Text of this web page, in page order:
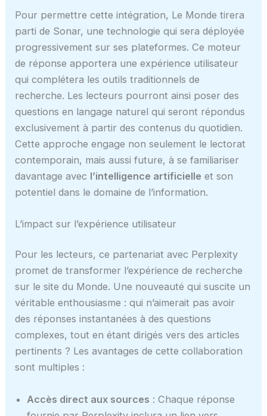
Pour permettre cette intégration, Le Monde tirera
parti de Sonar, une technologie qui sera déployée
progressivement sur ses plateformes. Ce moteur
de réponse apportera une expérience utilisateur
qui complétera les outils traditionnels de
recherche. Les lecteurs pourront ainsi poser des
questions en langage naturel qui seront répondus
exclusivement à partir des contenus du quotidien.
Cette approche engage non seulement le lectorat
contemporain, mais aussi future, à se familiariser
davantage avec l’intelligence artificielle et son
potentiel dans le domaine de l’information.
L’impact sur l’expérience utilisateur
Pour les lecteurs, ce partenariat avec Perplexity
promet de transformer l’expérience de recherche
sur le site du Monde. Une nouveauté qui suscite un
véritable enthousiasme : qui n’aimerait pas avoir
des réponses instantanées à des questions
complexes, tout en étant dirigés vers des articles
pertinents ? Les avantages de cette collaboration
sont multiples :
Accès direct aux sources : Chaque réponse